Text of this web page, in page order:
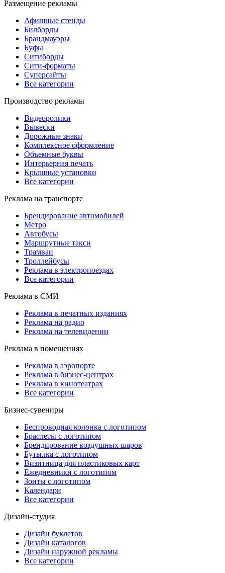
Размещение рекламы
Афишные стенды
Билборды
Брандмауэры
Буфы
Ситиборды
Сити-форматы
Суперсайты
Все категории
Производство рекламы
Видеоролики
Вывески
Дорожные знаки
Комплексное оформление
Объемные буквы
Интерьерная печать
Крышные установки
Все категории
Реклама на транспорте
Брендирование автомобилей
Метро
Автобусы
Маршрутные такси
Трамваи
Троллейбусы
Реклама в электропоездах
Все категории
Реклама в СМИ
Реклама в печатных изданиях
Реклама на радио
Реклама на телевидении
Реклама в помещениях
Реклама в аэропорте
Реклама в бизнес-центрах
Реклама в кинотеатрах
Все категории
Бизнес-сувениры
Беспроводная колонка с логотипом
Браслеты с логотипом
Брендирование воздушных шаров
Бутылка с логотипом
Визитница для пластиковых карт
Ежедневники с логотипом
Зонты с логотипом
Календари
Все категории
Дизайн-студия
Дизайн буклетов
Дизайн каталогов
Дизайн наружной рекламы
Все категории